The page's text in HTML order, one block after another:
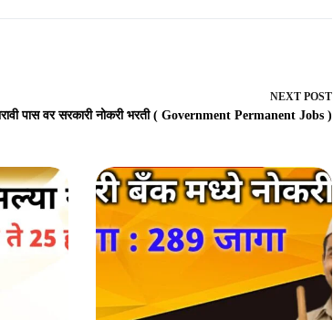
NEXT POST
पास वर सरकारी नोकरी भरती ( Government Permanent Jobs )